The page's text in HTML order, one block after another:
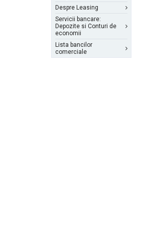
Despre Leasing
Servicii bancare:
Depozite si Conturi de
economii
Lista bancilor
comerciale